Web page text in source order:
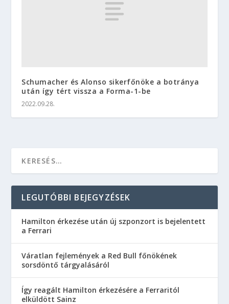
Schumacher és Alonso sikerfőnöke a botránya
után így tért vissza a Forma-1-be
2022.09.28.
LEGUTÓBBI BEJEGYZÉSEK
Hamilton érkezése után új szponzort is bejelentett
a Ferrari
Váratlan fejlemények a Red Bull főnökének
sorsdöntő tárgyalásáról
Így reagált Hamilton érkezésére a Ferraritól
elküldött Sainz